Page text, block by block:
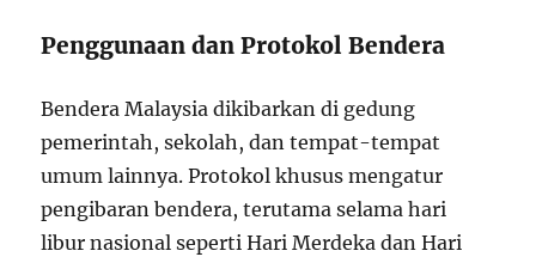
Penggunaan dan Protokol Bendera
Bendera Malaysia dikibarkan di gedung
pemerintah, sekolah, dan tempat-tempat
umum lainnya. Protokol khusus mengatur
pengibaran bendera, terutama selama hari
libur nasional seperti Hari Merdeka dan Hari